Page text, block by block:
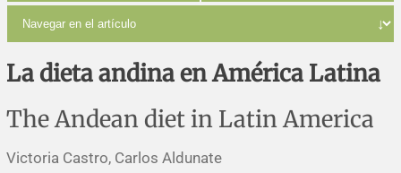
Cartas a los editores
Errata y notas de reserva
Agradecimientos
Estudios cualitativos
Revisiones sistemáticas
Protocolos
Análisis
Revisiones clínicas
Artículos de revisión
Comunicaciones breves
Problemas de salud pública
Reporte de caso
La dieta andina en América Latina
The Andean diet in Latin America
Victoria Castro, Carlos Aldunate